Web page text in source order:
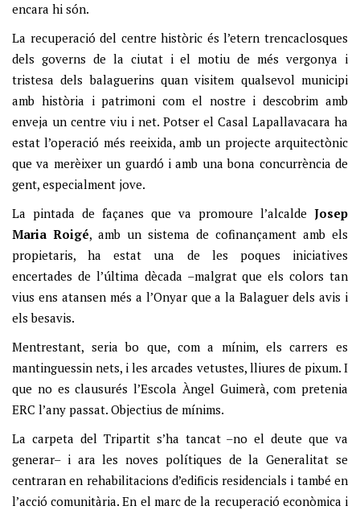
encara hi són.
La recuperació del centre històric és l’etern trencaclosques
dels governs de la ciutat i el motiu de més vergonya i
tristesa dels balaguerins quan visitem qualsevol municipi
amb història i patrimoni com el nostre i descobrim amb
enveja un centre viu i net. Potser el Casal Lapallavacara ha
estat l’operació més reeixida, amb un projecte arquitectònic
que va merèixer un guardó i amb una bona concurrència de
gent, especialment jove.
La pintada de façanes que va promoure l’alcalde Josep
Maria Roigé, amb un sistema de cofinançament amb els
propietaris, ha estat una de les poques iniciatives
encertades de l’última dècada –malgrat que els colors tan
vius ens atansen més a l’Onyar que a la Balaguer dels avis i
els besavis.
Mentrestant, seria bo que, com a mínim, els carrers es
mantinguessin nets, i les arcades vetustes, lliures de pixum. I
que no es clausurés l’Escola Àngel Guimerà, com pretenia
ERC l’any passat. Objectius de mínims.
La carpeta del Tripartit s’ha tancat –no el deute que va
generar– i ara les noves polítiques de la Generalitat se
centraran en rehabilitacions d’edificis residencials i també en
l’acció comunitària. En el marc de la recuperació econòmica i